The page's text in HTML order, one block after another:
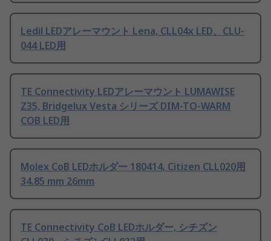
Ledil LEDアレーマウント Lena, CLL04x LED、CLU-
044 LED用
TE Connectivity LEDアレーマウント LUMAWISE
Z35, Bridgelux Vesta シリーズ DIM-TO-WARM
COB LED用
Molex CoB LEDホルダー 180414, Citizen CLL020用
34.85 mm 26mm
TE Connectivity CoB LEDホルダー, シチズン